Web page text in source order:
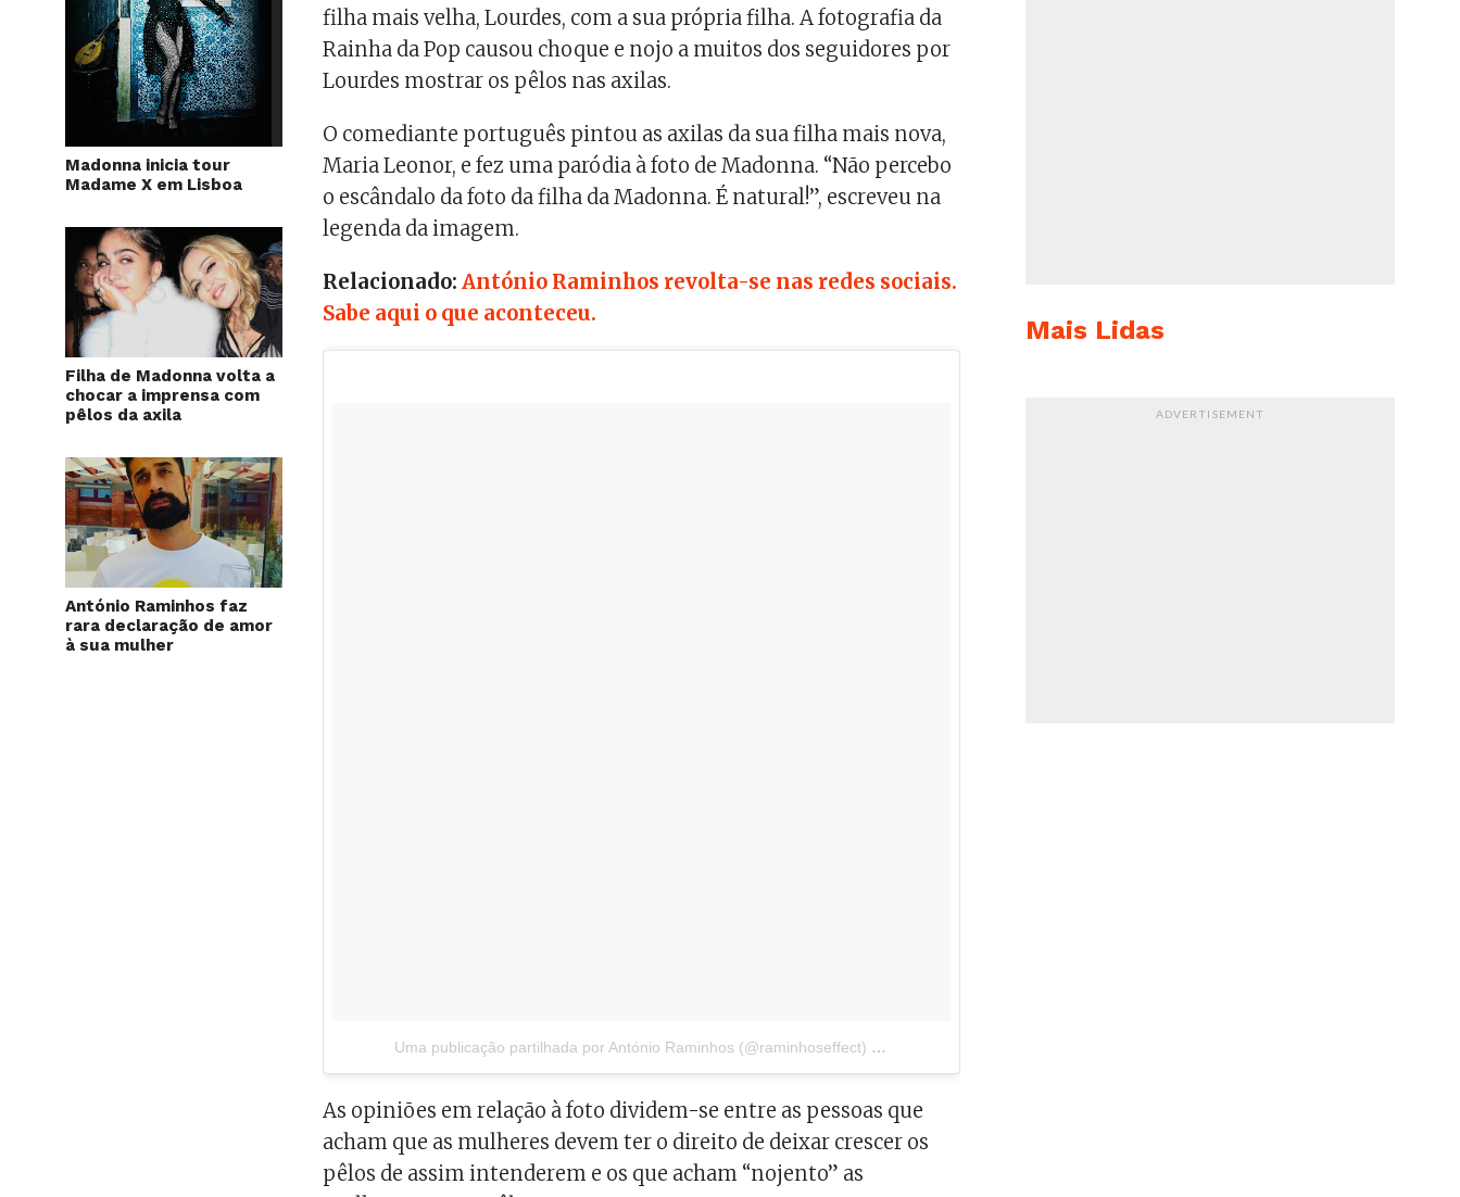
Madonna inicia tour
Madame X em Lisboa
Filha de Madonna volta a
chocar a imprensa com
pêlos da axila
António Raminhos faz
rara declaração de amor
à sua mulher
filha mais velha, Lourdes, com a sua própria filha. A fotografia da
Rainha da Pop causou choque e nojo a muitos dos seguidores por
Lourdes mostrar os pêlos nas axilas.
O comediante português pintou as axilas da sua filha mais nova,
Maria Leonor, e fez uma paródia à foto de Madonna. “Não percebo
o escândalo da foto da filha da Madonna. É natural!”, escreveu na
legenda da imagem.
Relacionado:António Raminhos revolta-se nas redes sociais.
Sabe aqui o que aconteceu.
Uma publicação partilhada por António Raminhos (@raminhoseffect)
As opiniões em relação à foto dividem-se entre as pessoas que
acham que as mulheres devem ter o direito de deixar crescer os
pêlos de assim intenderem e os que acham “nojento” as
Mais Lidas
ADVERTISEMENT